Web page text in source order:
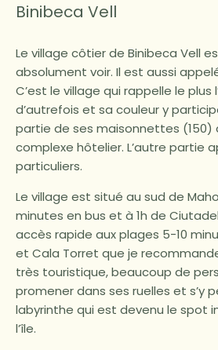
Binibeca Vell
Le village côtier de Binibeca Vell
absolument voir. Il est aussi
C’est le village qui rappelle le plus
d’autrefois et sa couleur y
partie de ses maisonnettes (150)
complexe hôtelier. L’autre partie
particuliers.
Le village est situé au sud de
minutes en bus et à 1h de
accès rapide aux plages 5-10
et Cala Torret que je
très touristique, beaucoup de
promener dans ses ruelles et s’y
labyrinthe qui est devenu le spot
l’île.